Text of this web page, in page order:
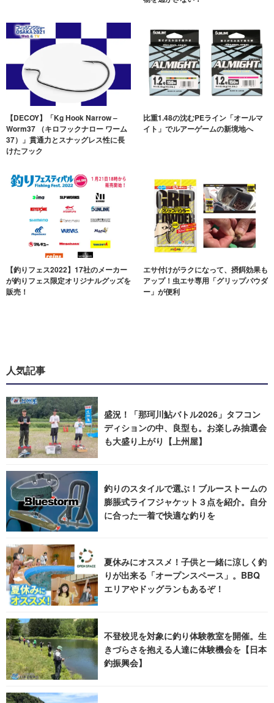
【DECOY】「Kg Hook Narrow –
Worm37 （キロフックナロー ワーム
37）」貫通力とスナッグレス性に長
けたフック
比重1.48の沈むPEライン「オールマ
イト」でルアーゲームの新境地へ
【釣りフェス2022】17社のメーカー
が釣りフェス限定オリジナルグッズを
販売！
エサ付けがラクになって、摂餌効果も
アップ！虫エサ専用「グリップパウダ
ー」が便利
人気記事
盛況！「那珂川鮎バトル2026」タフコン
ディションの中、良型も。お楽しみ抽選会
も大盛り上がり【上州屋】
釣りのスタイルで選ぶ！ブルーストームの
膨脹式ライフジャケット３点を紹介。自分
に合った一着で快適な釣りを
夏休みにオススメ！子供と一緒に涼しく釣
りが出来る「オープンスペース」。BBQ
エリアやドッグランもあるぞ！
不登校児を対象に釣り体験教室を開催。生
きづらさを抱える人達に体験機会を【日本
釣振興会】